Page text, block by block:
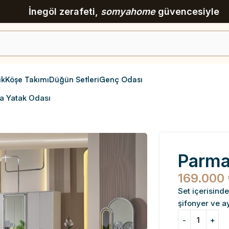
İnegöl zerafeti, somyahomegüvencesiyle
Köşe TakımıDüğün SetleriGenç Odası
Yatak Odası
169.000
Set
şifonyer ve